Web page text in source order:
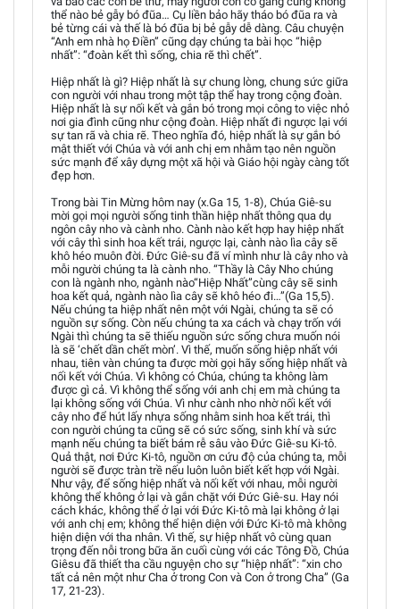
thể nào bẻ gẫy bó đũa… Cụ liền bảo hãy tháo bó đũa ra và
bẻ từng cái và thế là bó đũa bị bẻ gẫy dễ dàng. Câu chuyện
“Anh em nhà họ Điền” cũng dạy chúng ta bài học “hiệp
nhất”: “đoàn kết thì sống, chia rẽ thì chết”.
Hiệp nhất là gì? Hiệp nhất là sự chung lòng, chung sức giữa
con người với nhau trong một tập thể hay trong cộng đoàn.
Hiệp nhất là sự nối kết và gắn bó trong mọi công to việc nhỏ
nơi gia đình cũng như cộng đoàn. Hiệp nhất đi ngược lại với
sự tan rã và chia rẽ. Theo nghĩa đó, hiệp nhất là sự gắn bó
mật thiết với Chúa và với anh chị em nhằm tạo nên nguồn
sức mạnh để xây dựng một xã hội và Giáo hội ngày càng tốt
đẹp hơn.
Trong bài Tin Mừng hôm nay (x.Ga 15, 1-8), Chúa Giê-su
mời gọi mọi người sống tinh thần hiệp nhất thông qua dụ
ngôn cây nho và cành nho. Cành nào kết hợp hay hiệp nhất
với cây thì sinh hoa kết trái, ngược lại, cành nào lìa cây sẽ
khô héo muôn đời. Đức Giê-su đã ví mình như là cây nho và
mỗi người chúng ta là cành nho. “Thầy là Cây Nho chúng
con là ngành nho, ngành nào“Hiệp Nhất”cùng cây sẽ sinh
hoa kết quả, ngành nào lìa cây sẽ khô héo đi…”(Ga 15,5).
Nếu chúng ta hiệp nhất nên một với Ngài, chúng ta sẽ có
nguồn sự sống. Còn nếu chúng ta xa cách và chạy trốn với
Ngài thì chúng ta sẽ thiếu nguồn sức sống chưa muốn nói
là sẽ ‘chết dần chết mòn’. Vì thế, muốn sống hiệp nhất với
nhau, tiên vàn chúng ta được mời gọi hãy sống hiệp nhất và
nối kết với Chúa. Vì không có Chúa, chúng ta không làm
được gì cả. Vì không thể sống với anh chị em mà chúng ta
lại không sống với Chúa. Vì như cành nho nhờ nối kết với
cây nho để hút lấy nhựa sống nhằm sinh hoa kết trái, thì
con người chúng ta cũng sẽ có sức sống, sinh khí và sức
mạnh nếu chúng ta biết bám rễ sâu vào Đức Giê-su Ki-tô.
Quả thật, nơi Đức Ki-tô, nguồn ơn cứu độ của chúng ta, mỗi
người sẽ được tràn trề nếu luôn luôn biết kết hợp với Ngài.
Như vậy, để sống hiệp nhất và nối kết với nhau, mỗi người
không thể không ở lại và gắn chặt với Đức Giê-su. Hay nói
cách khác, không thể ở lại với Đức Ki-tô mà lại không ở lại
với anh chị em; không thể hiện diện với Đức Ki-tô mà không
hiện diện với tha nhân. Vì thế, sự hiệp nhất vô cùng quan
trọng đến nỗi trong bữa ăn cuối cùng với các Tông Đồ, Chúa
Giêsu đã thiết tha cầu nguyện cho sự “hiệp nhất”: “xin cho
tất cả nên một như Cha ở trong Con và Con ở trong Cha” (Ga
17, 21-23).